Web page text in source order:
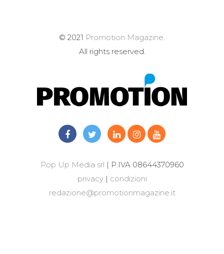
© 2021 Promotion Magazine.
All rights reserved.
Pop Up Media srl | P.IVA 08644370960
privacy| condizioni
redazione@promotionmagazine.it